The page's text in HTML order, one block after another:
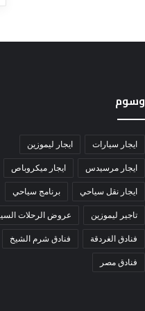
وسوم
ايجار سيارات ايجار ليموزين
ايجار مرسيدس ايجار ميكروباص
ايجار نقل سياحي برنامج سياحي
تاجير ليموزين عروض الرحلات
فنادق الغردقة فنادق شرم الشيخ
فنادق مصر